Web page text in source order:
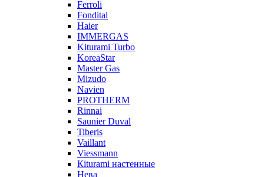
Ferroli
Fondital
Haier
IMMERGAS
Kiturami Turbo
KoreaStar
Master Gas
Mizudo
Navien
PROTHERM
Rinnai
Saunier Duval
Tiberis
Vaillant
Viessmann
Кiturami настенные
Нева